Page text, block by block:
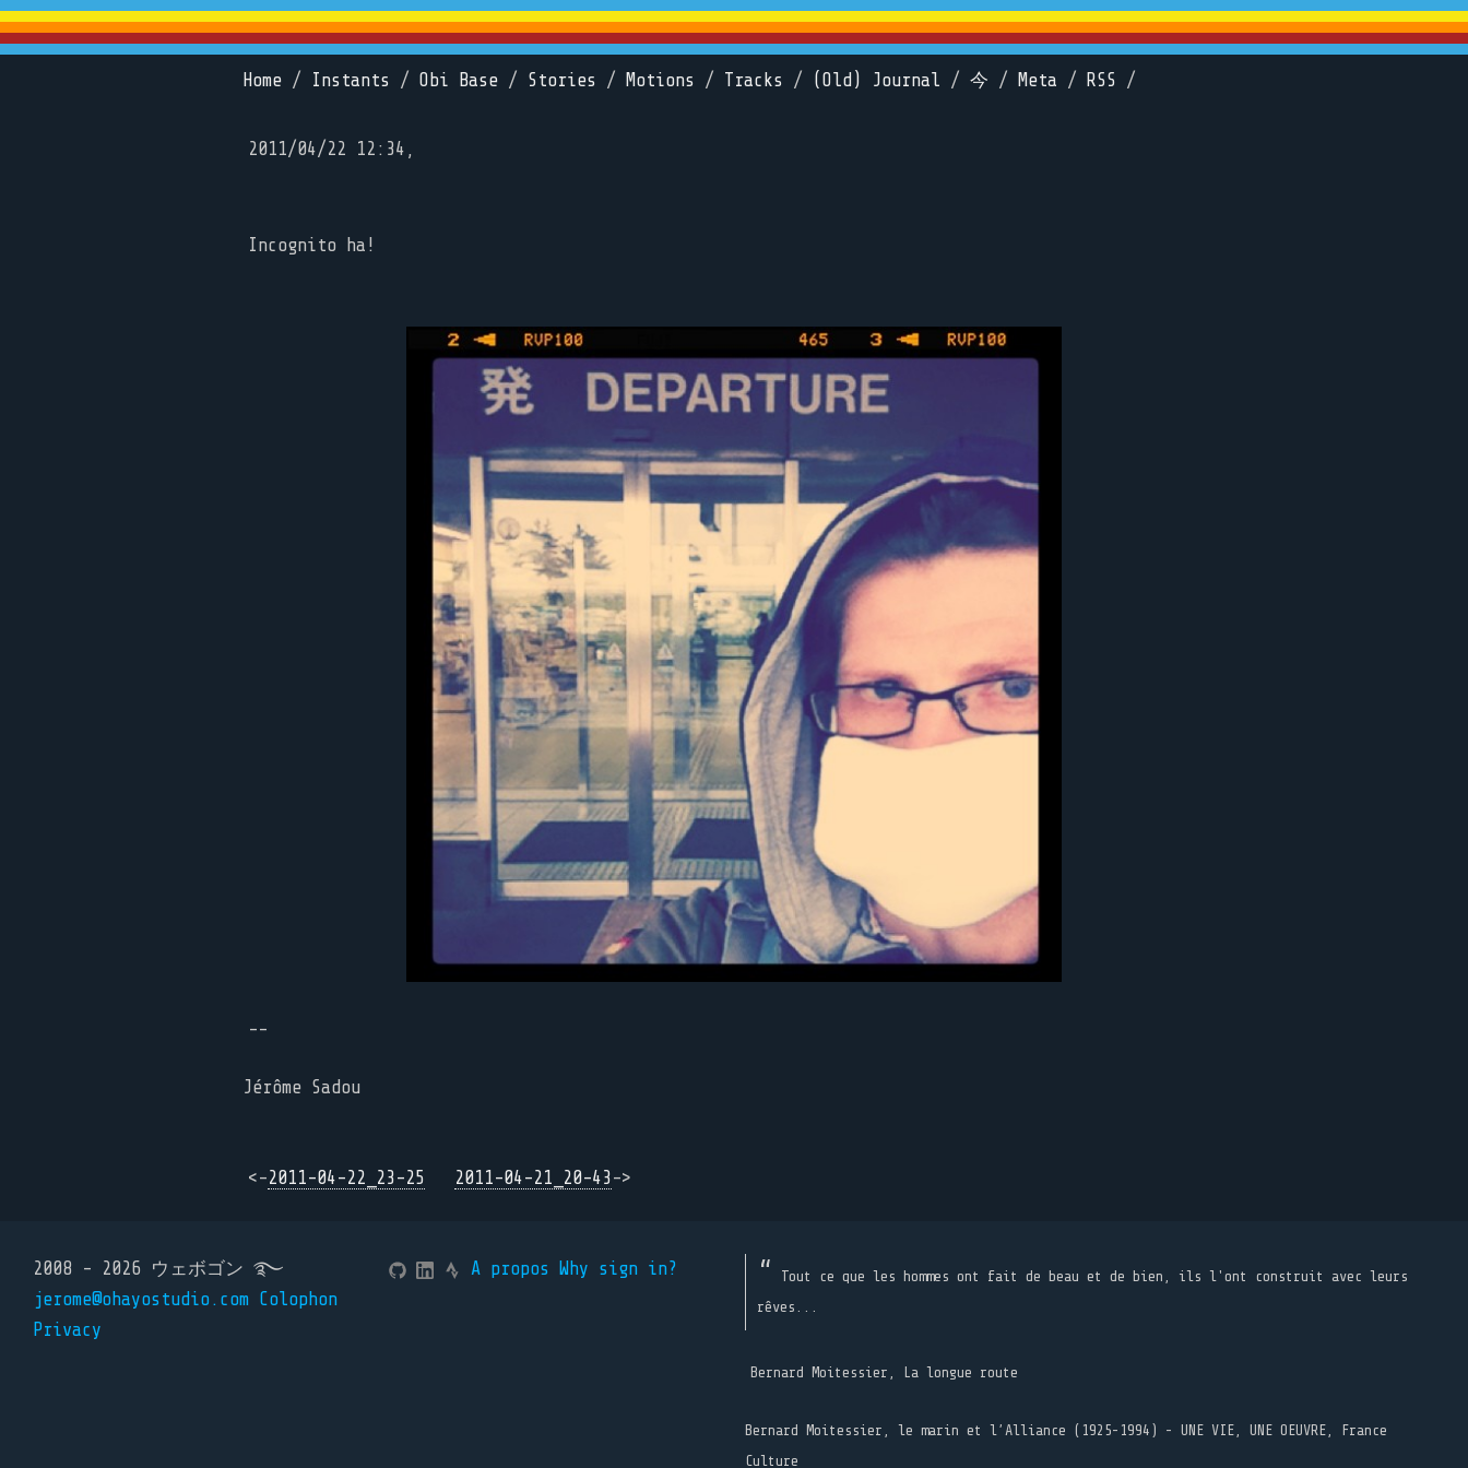
Home / Instants / Obi Base / Stories / Motions / Tracks / (Old) Journal / 今 / Meta / RSS /
2011/04/22 12:34,
Incognito ha!
--
Jérôme Sadou
<-2011-04-22_23-25 2011-04-21_20-43->
2008 - 2026 ウェボゴン ࿐
jerome@ohayostudio.com Colophon
Privacy
A propos Why sign in?
Tout ce que les hommes ont fait de beau et de bien, ils l'ont construit avec leurs
rêves...
Bernard Moitessier, La longue route
Bernard Moitessier, le marin et l’Alliance (1925-1994) - UNE VIE, UNE OEUVRE, France
Culture